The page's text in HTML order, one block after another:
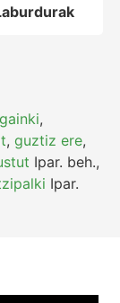
,
,guztiz ere,
Ipar. beh.,
Ipar.